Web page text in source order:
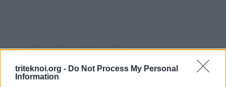
triteknoi.org - Do Not Process My Personal
Information